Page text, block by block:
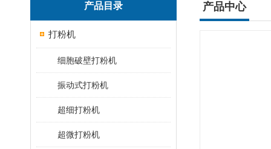
产品目录
打粉机
细胞破壁打粉机
振动式打粉机
超细打粉机
超微打粉机
产品中心